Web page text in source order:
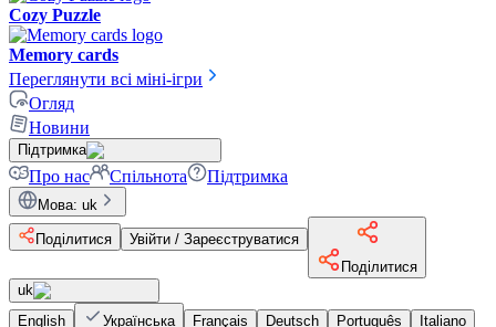
Cozy Puzzle
Memory cards
Переглянути всі міні-ігри
Огляд
Новини
Підтримка
Про нас Спільнота Підтримка
Мова: uk
Поділитися
Увійти / Зареєструватися
Поділитися
uk
English
Українська Français Deutsch Português
Italiano